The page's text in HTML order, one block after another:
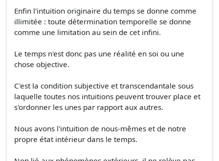
Enfin l'intuition originaire du temps se donne comme
illimitée : toute détermination temporelle se donne
comme une limitation au sein de cet infini.
Le temps n'est donc pas une réalité en soi ou une
chose objective.
C'est la condition subjective et transcendantale sous
laquelle toutes nos intuitions peuvent trouver place et
s'ordonner les unes par rapport aux autres.
Nous avons l'intuition de nous-mêmes et de notre
propre état intérieur dans le temps.